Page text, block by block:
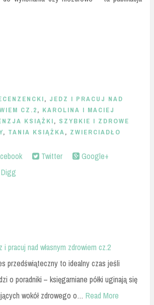
, JEDZ I PRACUJ NAD
CZ.2, KAROLINA I MACIEJ
KSIĄŻKI, SZYBKIE I ZDROWE
, TANIA KSIĄŻKA, ZWIERCIADŁO
Twitter
Google+
Digg
i pracuj nad własnym zdrowiem cz.2
przedświąteczny to idealny czas jeśli
o poradniki – księgarniane półki uginają się
wokół zdrowego o… Read More